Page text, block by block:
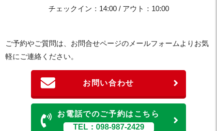
チェックイン：14:00 / アウト：10:00
ご予約やご質問は、お問合せページのメールフォームよりお気
軽にご連絡ください。
お問い合わせ
お電話でのご予約はこちら
TEL：098-987-2429